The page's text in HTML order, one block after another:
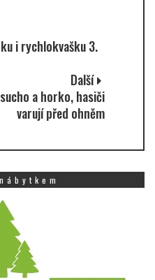
i rychlokvašku 3.
Další
a horko, hasiči
varují před ohněm